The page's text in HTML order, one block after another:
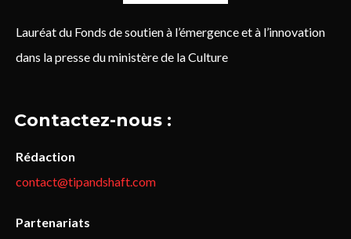
Lauréat du Fonds de soutien à l’émergence et à l’innovation
dans la presse du ministère de la Culture
Contactez-nous :
Rédaction
contact@tipandshaft.com
Partenariats